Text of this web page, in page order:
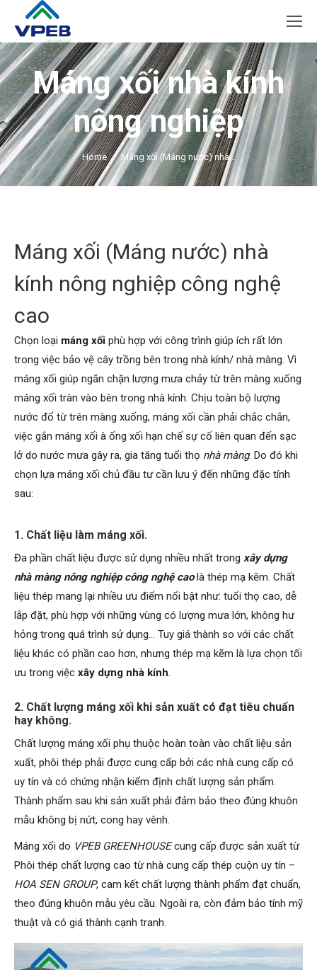
Máng xối nhà kính
nông nghiệp
You are here:Home Máng xối (Máng nước) nhà…
Máng xối (Máng nước) nhà
kính nông nghiệp công nghệ
cao
Chọn loại máng xối phù hợp với công trình giúp ích rất lớn
trong việc bảo vệ cây trồng bên trong nhà kính/ nhà màng. Vì
máng xối giúp ngăn chặn lượng mưa chảy từ trên màng xuống
máng xối tràn vào bên trong nhà kính. Chịu toàn bộ lượng
nước đổ từ trên màng xuống, máng xối cần phải chắc chắn,
việc gắn máng xối à ống xối hạn chế sự cố liên quan đến sạc
lở do nước mưa gây ra, gia tăng tuổi thọ nhà màng. Do đó khi
chọn lựa máng xối chủ đầu tư cần lưu ý đến những đặc tính
sau:
1. Chất liệu làm máng xối.
Đa phần chất liệu được sử dụng nhiều nhất trong xây dựng
nhà màng nông nghiệp công nghệ caolà thép mạ kẽm. Chất
liệu thép mang lại nhiều ưu điểm nổi bật như: tuổi thọ cao, dễ
lắp đặt, phù hợp với những vùng có lượng mưa lớn, không hư
hỏng trong quá trình sử dụng… Tuy giá thành so với các chất
liệu khác có phần cao hơn, nhưng thép mạ kẽm là lựa chọn tối
ưu trong việc xây dựng nhà kính.
2. Chất lượng máng xối khi sản xuất có đạt tiêu chuẩn
hay không.
Chất lượng máng xối phụ thuộc hoàn toàn vào chất liệu sản
xuất, phôi thép phải được cung cấp bởi các nhà cung cấp có
uy tín và có chứng nhận kiểm định chất lượng sản phẩm.
Thành phẩm sau khi sản xuất phải đảm bảo theo đúng khuôn
mẫu không bị nứt, cong hay vênh.
Máng xối do VPEB GREENHOUSEcung cấp được sản xuất từ
Phôi thép chất lượng cao từ nhà cung cấp thép cuộn uy tín –
HOA SEN GROUP, cam kết chất lượng thành phẩm đạt chuẩn,
theo đúng khuôn mẫu yêu cầu. Ngoài ra, còn đảm bảo tính mỹ
thuật và có giá thành cạnh tranh.